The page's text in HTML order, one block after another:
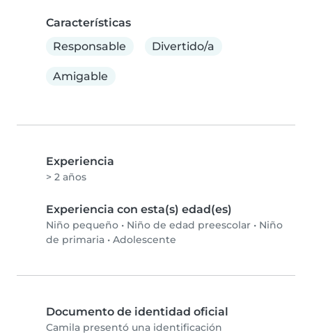
Características
Responsable
Divertido/a
Amigable
Experiencia
> 2 años
Experiencia con esta(s) edad(es)
Niño pequeño • Niño de edad preescolar • Niño
de primaria • Adolescente
Documento de identidad oficial
Camila presentó una identificación